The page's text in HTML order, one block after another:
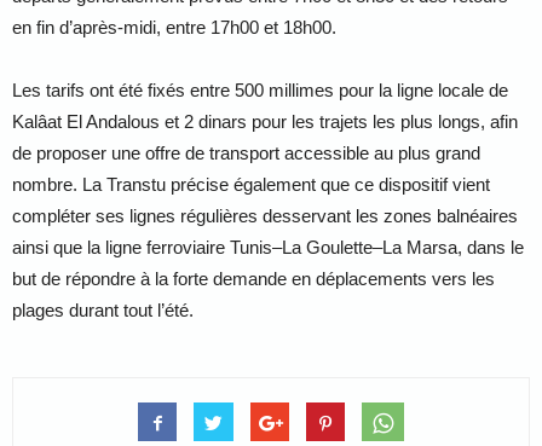
en fin d’après-midi, entre 17h00 et 18h00.
Les tarifs ont été fixés entre 500 millimes pour la ligne locale de
Kalâat El Andalous et 2 dinars pour les trajets les plus longs, afin
de proposer une offre de transport accessible au plus grand
nombre. La Transtu précise également que ce dispositif vient
compléter ses lignes régulières desservant les zones balnéaires
ainsi que la ligne ferroviaire Tunis–La Goulette–La Marsa, dans le
but de répondre à la forte demande en déplacements vers les
plages durant tout l’été.